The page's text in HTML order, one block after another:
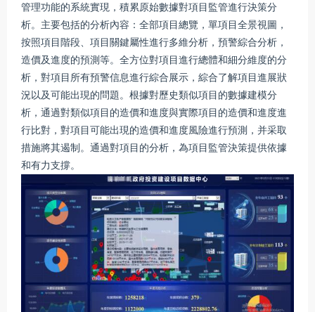
管理功能的系統實現，積累原始數據對項目監管進行決策分
析。主要包括的分析內容：全部項目總覽，單項目全景視圖，
按照項目階段、項目關鍵屬性進行多維分析，預警綜合分析，
造價及進度的預測等。全方位對項目進行總體和細分維度的分
析，對項目所有預警信息進行綜合展示，綜合了解項目進展狀
況以及可能出現的問題。根據對歷史類似項目的數據建模分
析，通過對類似項目的造價和進度與實際項目的造價和進度進
行比對，對項目可能出現的造價和進度風險進行預測，并采取
措施將其遏制。通過對項目的分析，為項目監管決策提供依據
和有力支撐。